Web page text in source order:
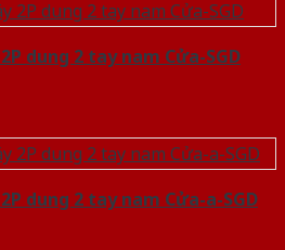
dung 2 tay nam Cửa-SGD
dung 2 tay nam Cửa-a-SGD